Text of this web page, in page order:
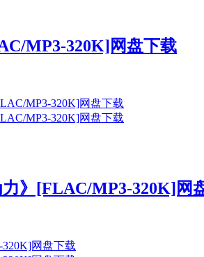
MP3-320K]网盘下载
》[FLAC/MP3-320K]网